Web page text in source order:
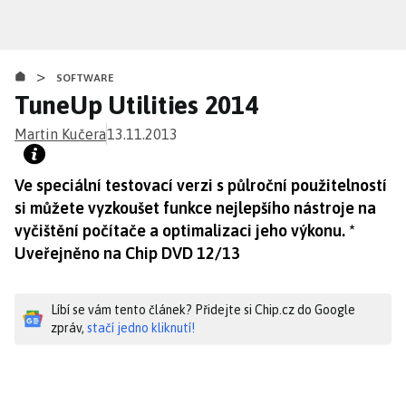
obsahu
> SOFTWARE
TuneUp Utilities 2014
Martin Kučera13.11.2013
Ve speciální testovací verzi s půlroční použitelností
si můžete vyzkoušet funkce nejlepšího nástroje na
vyčištění počítače a optimalizaci jeho výkonu. *
Uveřejněno na Chip DVD 12/13
Líbí se vám tento článek? Přidejte si Chip.cz do Google
zpráv, stačí jedno kliknutí!